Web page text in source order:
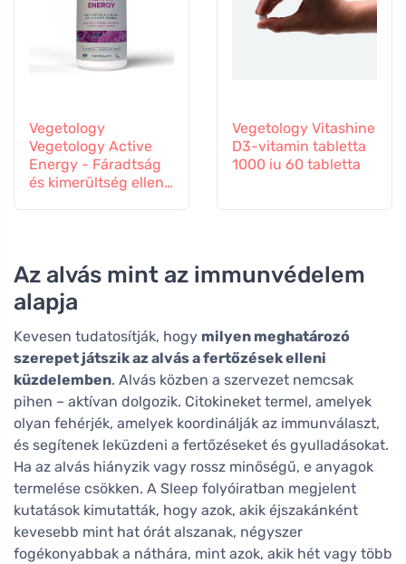
Vegetology
Vegetology Active
Energy - Fáradtság
és kimerültség ellen,
Vegetology Vitashine
D3-vitamin tabletta
1000 iu 60 tabletta
Az alvás mint az immunvédelem
alapja
Kevesen tudatosítják, hogy milyen meghatározó
szerepet játszik az alvás a fertőzések elleni
küzdelemben. Alvás közben a szervezet nemcsak
pihen – aktívan dolgozik. Citokineket termel, amelyek
olyan fehérjék, amelyek koordinálják az immunválaszt,
és segítenek leküzdeni a fertőzéseket és gyulladásokat.
Ha az alvás hiányzik vagy rossz minőségű, e anyagok
termelése csökken. A Sleep folyóiratban megjelent
kutatások kimutatták, hogy azok, akik éjszakánként
kevesebb mint hat órát alszanak, négyszer
fogékonyabbak a náthára, mint azok, akik hét vagy több